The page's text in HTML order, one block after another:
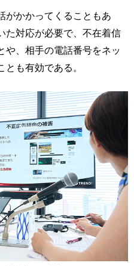
がかかってくることもあ
た対応が必要で、不在着信
や、相手の電話番号をネッ
とも有効である。